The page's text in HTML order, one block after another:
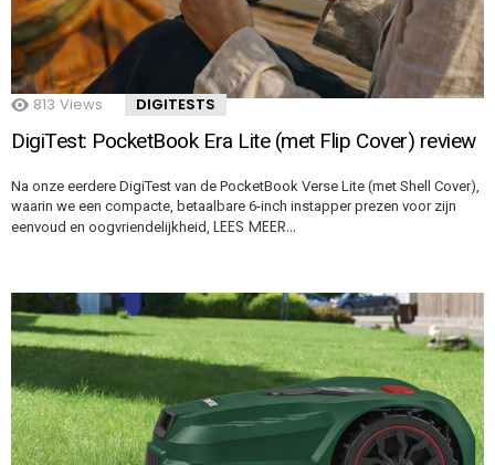
813 Views DIGITESTS
DigiTest: PocketBook Era Lite (met Flip Cover) review
Na onze eerdere DigiTest van de PocketBook Verse Lite (met Shell Cover),
waarin we een compacte, betaalbare 6-inch instapper prezen voor zijn
eenvoud en oogvriendelijkheid, LEES MEER…